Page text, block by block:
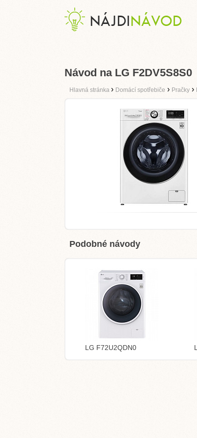
Návod na LG F2DV5S8S0
Hlavná stránka › Domácí spotřebiče › Pračky ›
Podobné návody
LG F72U2QDN0